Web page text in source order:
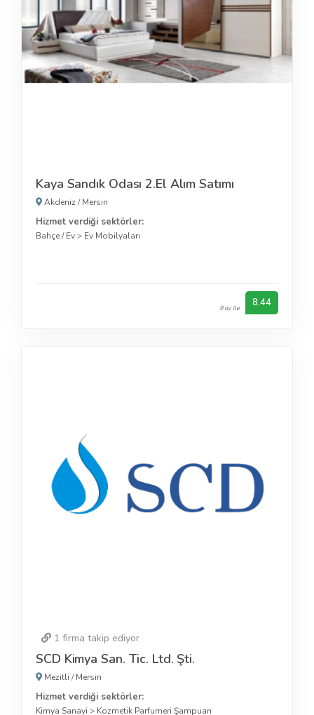
Kaya Sandık Odası 2.El Alım Satımı
Akdeniz/Mersin
Hizmet verdiği sektörler:
Bahçe / Ev> Ev Mobilyaları
9 oy ile 8.44
1 firma takip ediyor
SCD Kimya San. Tic. Ltd. Şti.
Mezitli /Mersin
Hizmet verdiği sektörler:
Kimya Sanayi > Kozmetik Parfumeri Şampuan